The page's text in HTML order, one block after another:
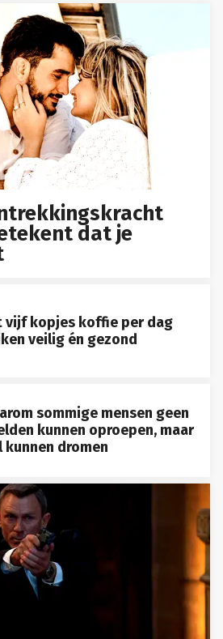
dat je
vijf kopjes koffie per dag
veilig én gezond
sommige mensen geen
kunnen oproepen, maar
kunnen dromen